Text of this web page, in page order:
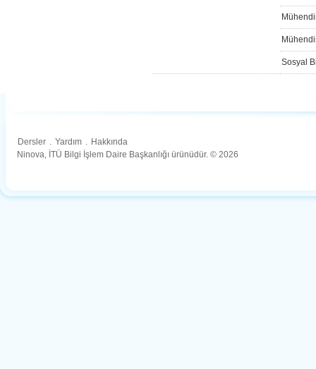
Sosyal
Dersler . Yardım . Hakkında
Ninova, İTÜ Bilgi İşlem Daire Başkanlığı ürünüdür. © 2026